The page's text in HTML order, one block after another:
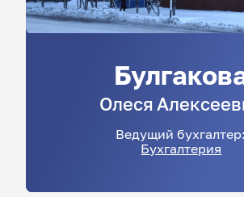
Олеся
Ведущий бухгалтер:
Бухгалтерия